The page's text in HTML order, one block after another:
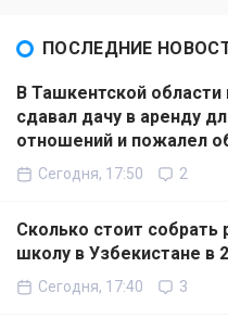
ПОСЛЕДНИЕ
В Ташкентской
сдавал дачу в аренду
отношений и пожалел
Сегодня, 17:50 2
Сколько стоит собрать
школу в Узбекистане в
Сегодня, 17:40 3